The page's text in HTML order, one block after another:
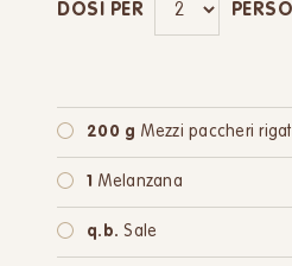
DOSI PER
200 g Mezzi paccheri
1 Melanzana
q.b. Sale